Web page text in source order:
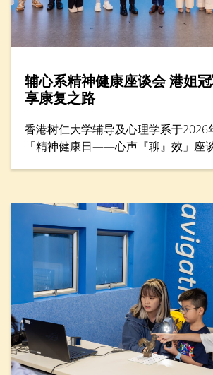
辅心系精神健康座谈会 港姐
享康复之路
香港树仁大学辅导及心理学系于2026
「精神健康日——心声『聊』效」座
女士担任主题分享嘉宾，她以惊恐症
分享如何走出人生低谷。